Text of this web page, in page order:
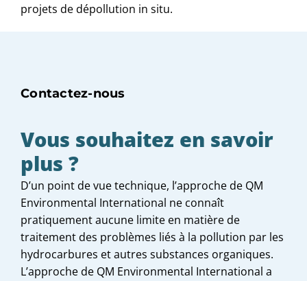
projets de dépollution in situ.
Contactez-nous
Vous souhaitez en savoir
plus ?
D’un point de vue technique, l’approche de QM
Environmental International ne connaît
pratiquement aucune limite en matière de
traitement des problèmes liés à la pollution par les
hydrocarbures et autres substances organiques.
L’approche de QM Environmental International a